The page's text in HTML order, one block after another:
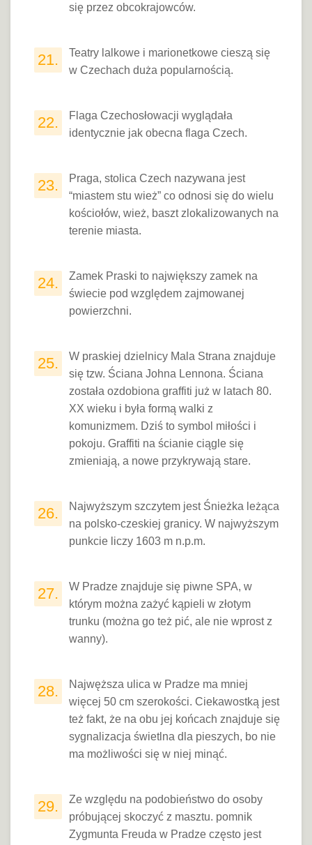
się przez obcokrajowców.
21.
Teatry lalkowe i marionetkowe cieszą się
w Czechach duża popularnością.
22.
Flaga Czechosłowacji wyglądała
identycznie jak obecna flaga Czech.
23.
Praga, stolica Czech nazywana jest
“miastem stu wież” co odnosi się do wielu
kościołów, wież, baszt zlokalizowanych na
terenie miasta.
24.
Zamek Praski to największy zamek na
świecie pod względem zajmowanej
powierzchni.
25.
W praskiej dzielnicy Mala Strana znajduje
się tzw. Ściana Johna Lennona. Ściana
została ozdobiona graffiti już w latach 80.
XX wieku i była formą walki z
komunizmem. Dziś to symbol miłości i
pokoju. Graffiti na ścianie ciągle się
zmieniają, a nowe przykrywają stare.
26.
Najwyższym szczytem jest Śnieżka leżąca
na polsko-czeskiej granicy. W najwyższym
punkcie liczy 1603 m n.p.m.
27.
W Pradze znajduje się piwne SPA, w
którym można zażyć kąpieli w złotym
trunku (można go też pić, ale nie wprost z
wanny).
28.
Najwęższa ulica w Pradze ma mniej
więcej 50 cm szerokości. Ciekawostką jest
też fakt, że na obu jej końcach znajduje się
sygnalizacja świetlna dla pieszych, bo nie
ma możliwości się w niej minąć.
29.
Ze względu na podobieństwo do osoby
próbującej skoczyć z masztu. pomnik
Zygmunta Freuda w Pradze często jest